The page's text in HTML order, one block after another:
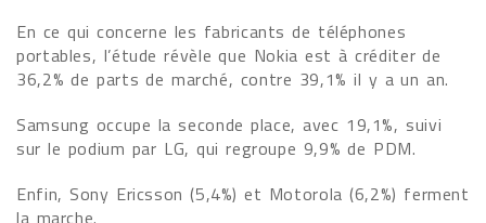
En ce qui concerne les fabricants de téléphones
portables, l’étude révèle que Nokia est à créditer de
36,2% de parts de marché, contre 39,1% il y a un an.
Samsung occupe la seconde place, avec 19,1%, suivi
sur le podium par LG, qui regroupe 9,9% de PDM.
Enfin, Sony Ericsson (5,4%) et Motorola (6,2%) ferment
la marche.